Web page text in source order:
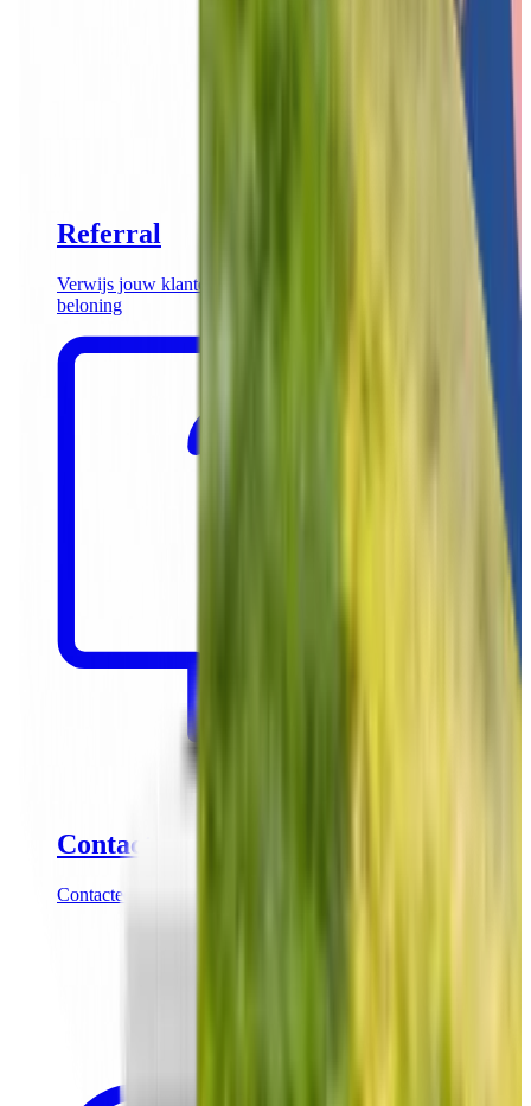
Referral
Verwijs jouw klanten door naar Funkey en ontvang een
beloning
Contact
Contacteer onze partnershipmanagers